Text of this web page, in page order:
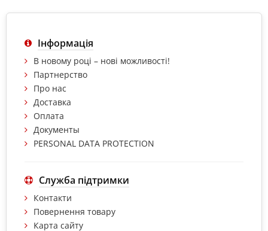
Інформація
В новому році – нові можливості!
Партнерство
Про нас
Доставка
Оплата
Документы
PERSONAL DATA PROTECTION
Служба підтримки
Контакти
Повернення товару
Карта сайту